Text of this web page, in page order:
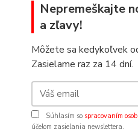
Nepremeškajte
a zľavy!
Môžete sa kedykoľvek
Zasielame raz za 14 dní.
Súhlasím so spracovaním
účelom zasielania newslettera.